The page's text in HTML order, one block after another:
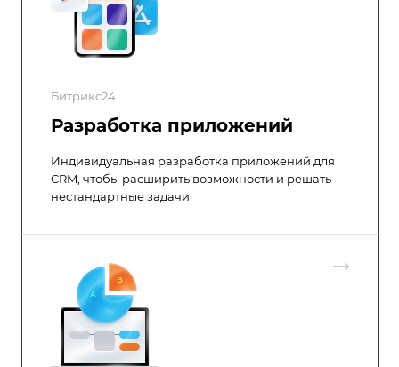
Битрикс24
Разработка приложений
Индивидуальная разработка приложений для
CRM, чтобы расширить возможности и решать
нестандартные задачи